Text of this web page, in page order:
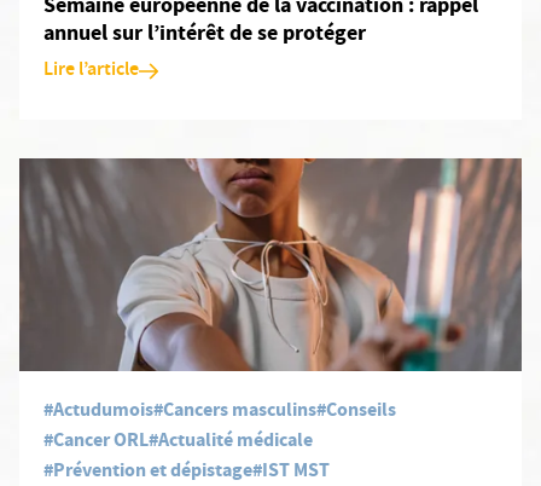
annuel sur l’intérêt de se protéger
Lire l’article
En savoir plus: Pourquoi le vaccin contre le HPV concerne
#Actudumois#Cancers masculins#Conseils
#Cancer ORL#Actualité médicale
#Prévention et dépistage#IST MST